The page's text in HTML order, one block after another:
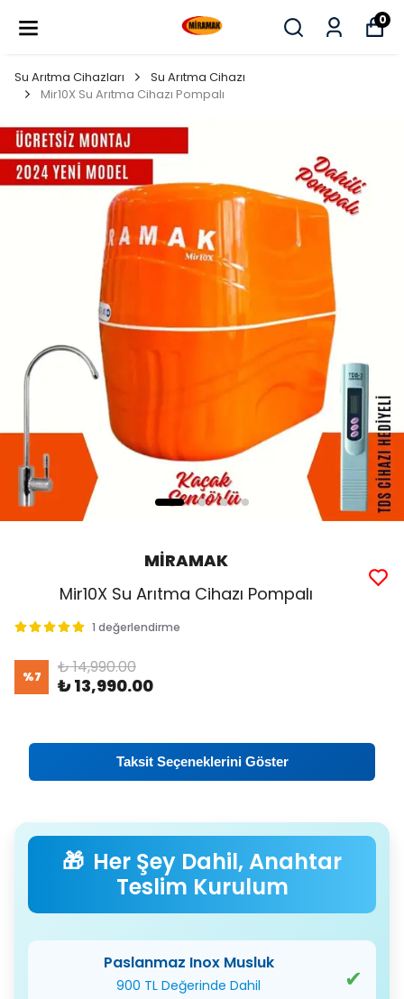
0
Su Arıtma Cihazları
Su Arıtma Cihazı
Mir10X Su Arıtma Cihazı Pompalı
MİRAMAK
Mir10X Su Arıtma Cihazı Pompalı
1 değerlendirme
%7 ₺ 14,990.00
₺ 13,990.00
Taksit Seçeneklerini Göster
Her Şey Dahil, Anahtar
Teslim Kurulum
Paslanmaz Inox Musluk
900 TL Değerinde Dahil ✔